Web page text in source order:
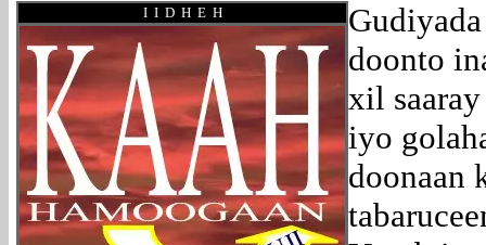
I I D H E H
doonto
xil
iyo
doonaan